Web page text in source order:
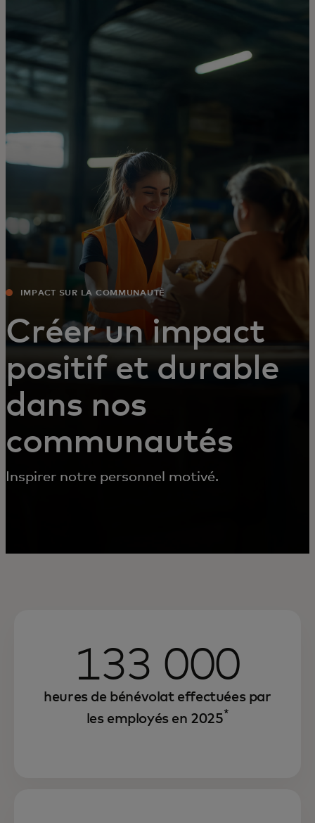
Pour les professionnels
Pour le monde
Pour les innovateurs
Actualités et tendances
IMPACT SUR LA COMMUNAUTÉ
Créer un impact
positif et durable
dans nos
communautés
Inspirer notre personnel motivé.
133 000
heures de bénévolat effectuées par
les employés en 2025*